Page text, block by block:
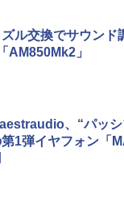
ズル交換でサウン
AM850Mk2」
、“パッ
1弾イヤフォン「